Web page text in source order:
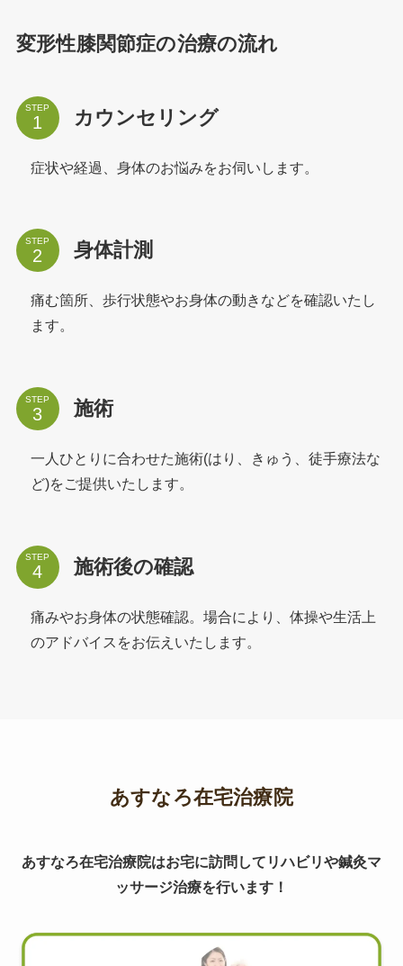
変形性膝関節症の治療の流れ
STEP カウンセリング
症状や経過、身体のお悩みをお伺いします。
STEP 身体計測
痛む箇所、歩行状態やお身体の動きなどを確認いたし
ます。
STEP 施術
一人ひとりに合わせた施術(はり、きゅう、徒手療法な
ど)をご提供いたします。
STEP 施術後の確認
痛みやお身体の状態確認。場合により、体操や生活上
のアドバイスをお伝えいたします。
あすなろ在宅治療院
あすなろ在宅治療院はお宅に訪問してリハビリや鍼灸マ
ッサージ治療を行います！